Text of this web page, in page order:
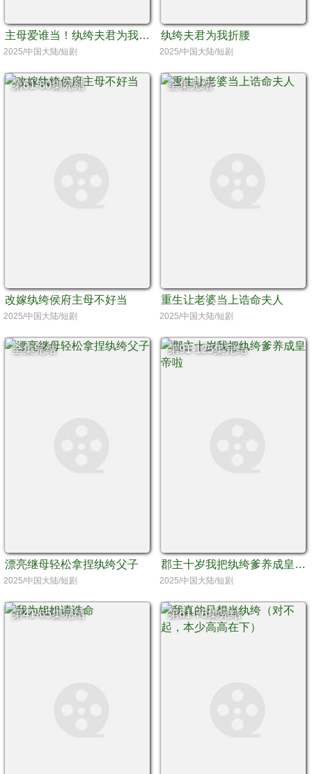
主母爱谁当！纨绔夫君为我争诰命
2025/中国大陆/短剧
纨绔夫君为我折腰
2025/中国大陆/短剧
第61-80集完结
改嫁纨绔侯府主母不好当
2025/中国大陆/短剧
全集完结
重生让老婆当上诰命夫人
2025/中国大陆/短剧
全集完结
漂亮继母轻松拿捏纨绔父子
2025/中国大陆/短剧
第91-125集完结
郡主十岁我把纨绔爹养成皇帝啦
2025/中国大陆/短剧
第41-65集完结 第61-76集完结